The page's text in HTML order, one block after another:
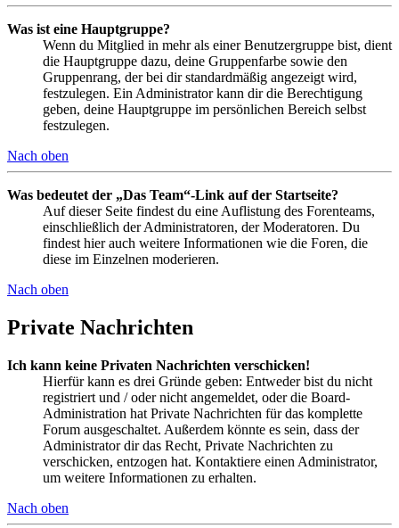
Was ist eine Hauptgruppe?
Wenn du Mitglied in mehr als einer Benutzergruppe bist, dient
die Hauptgruppe dazu, deine Gruppenfarbe sowie den
Gruppenrang, der bei dir standardmäßig angezeigt wird,
festzulegen. Ein Administrator kann dir die Berechtigung
geben, deine Hauptgruppe im persönlichen Bereich selbst
festzulegen.
Nach oben
Was bedeutet der „Das Team“-Link auf der Startseite?
Auf dieser Seite findest du eine Auflistung des Forenteams,
einschließlich der Administratoren, der Moderatoren. Du
findest hier auch weitere Informationen wie die Foren, die
diese im Einzelnen moderieren.
Nach oben
Private Nachrichten
Ich kann keine Privaten Nachrichten verschicken!
Hierfür kann es drei Gründe geben: Entweder bist du nicht
registriert und / oder nicht angemeldet, oder die Board-
Administration hat Private Nachrichten für das komplette
Forum ausgeschaltet. Außerdem könnte es sein, dass der
Administrator dir das Recht, Private Nachrichten zu
verschicken, entzogen hat. Kontaktiere einen Administrator,
um weitere Informationen zu erhalten.
Nach oben